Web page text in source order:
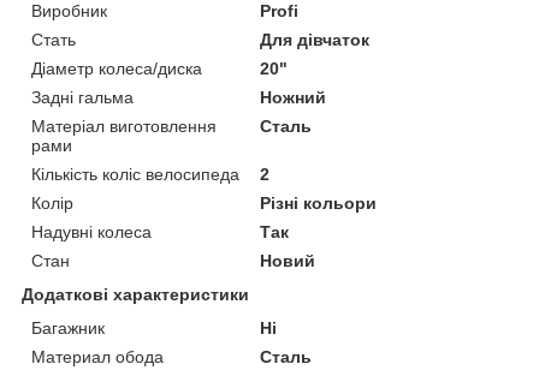
Виробник
Profi
Стать
Для дівчаток
Діаметр колеса/диска
20"
Задні гальма
Ножний
Матеріал виготовлення
рами
Сталь
Кількість коліс велосипеда
2
Колір
Різні кольори
Надувні колеса
Так
Стан
Новий
Додаткові характеристики
Багажник
Ні
Материал обода
Сталь